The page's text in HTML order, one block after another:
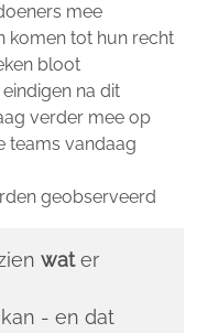
mee
komen tot hun recht
bloot
na dit
verder mee op
teams vandaag
geobserveerd
water
- en dat